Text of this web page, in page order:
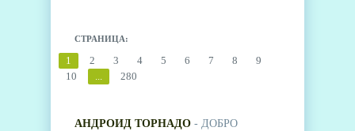
СТРАНИЦА:
1 2 3 4 5 6 7 8
9
10
... 280
АНДРОИД ТОРНАДО - ДОБРО